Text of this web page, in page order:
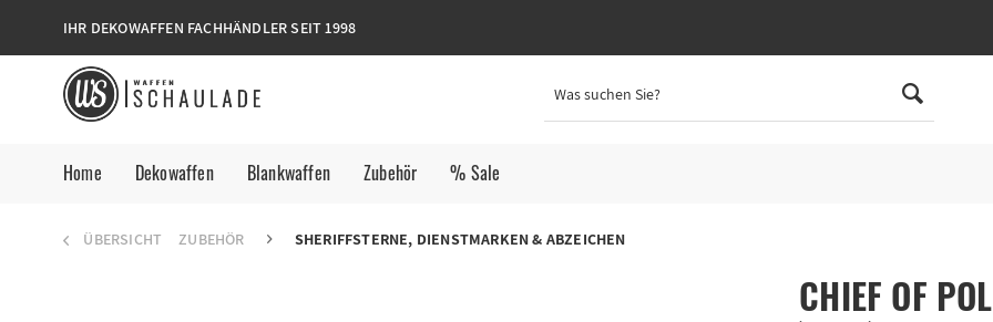
IHR DEKOWAFFEN FACHHÄNDLER SEIT 1998
Home Dekowaffen Blankwaffen Zubehör % Sale
ÜBERSICHT ZUBEHÖR SHERIFFSTERNE, DIENSTMARKEN & ABZEICHEN
CHIEF OF